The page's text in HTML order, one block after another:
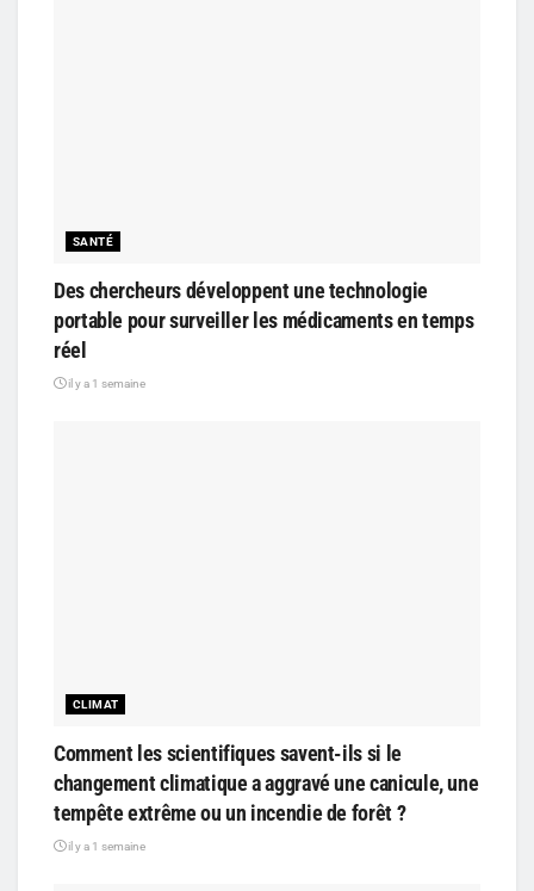
SANTÉ
Des chercheurs développent une technologie
portable pour surveiller les médicaments en temps
réel
il y a 1 semaine
CLIMAT
Comment les scientifiques savent-ils si le
changement climatique a aggravé une canicule, une
tempête extrême ou un incendie de forêt ?
il y a 1 semaine